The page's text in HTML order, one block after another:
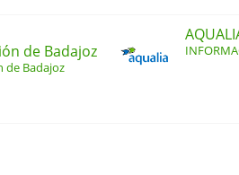
de Badajoz
de Badajoz